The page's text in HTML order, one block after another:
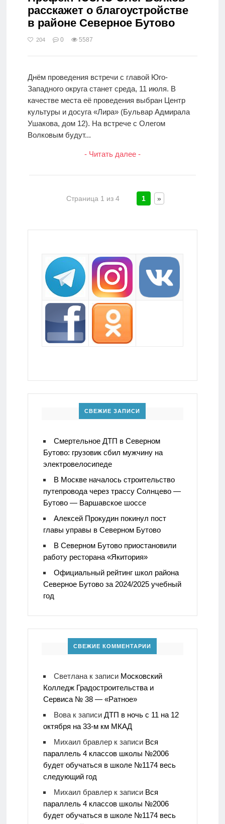
расскажет о благоустройстве
в районе Северное Бутово
204 0 5587
Днём проведения встречи с главой Юго-
Западного округа станет среда, 11 июля. В
качестве места её проведения выбран Центр
культуры и досуга «Лира» (Бульвар Адмирала
Ушакова, дом 12). На встрече с Олегом
Волковым будут...
- Читать далее -
Страница 1 из 4 1 »
СВЕЖИЕ ЗАПИСИ
Смертельное ДТП в Северном
Бутово: грузовик сбил мужчину на
электровелосипеде
В Москве началось строительство
путепровода через трассу Солнцево —
Бутово — Варшавское шоссе
Алексей Прокудин покинул пост
главы управы в Северном Бутово
В Северном Бутово приостановили
работу ресторана «Якитория»
Официальный рейтинг школ района
Северное Бутово за 2024/2025 учебный
год
СВЕЖИЕ КОММЕНТАРИИ
Светланак записи Московский
Колледж Градостроительства и
Сервиса № 38 — «Ратное»
Вовак записи ДТП в ночь с 11 на 12
октября на 33-м км МКАД
Михаил бравлерк записи Вся
параллель 4 классов школы №2006
будет обучаться в школе №1174 весь
следующий год
Михаил бравлерк записи Вся
параллель 4 классов школы №2006
будет обучаться в школе №1174 весь